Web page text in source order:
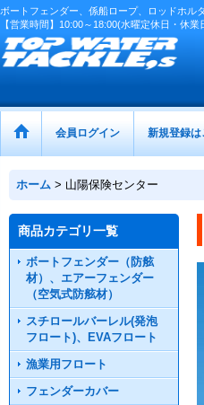
ボートフェンダー、係船ロープ、ロッドホル
【営業時間】10:00～18:00(水曜定休日・休業
会員ログイン 新規登録は
ホーム > 山陽保険センター
商品カテゴリ一覧
ボートフェンダー（防舷
材）、エアーフェンダー
（空気式防舷材）
スチロールバーレル(発泡
フロート)、EVAフロート
漁業用フロート
フェンダーカバー